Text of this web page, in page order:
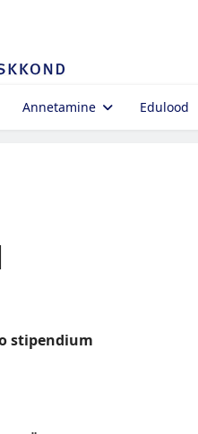
Annetamine Edulood
stipendium